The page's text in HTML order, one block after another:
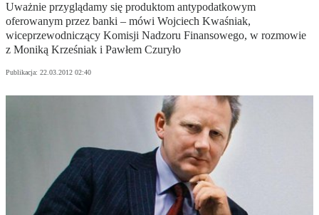
Uważnie przyglądamy się produktom antypodatkowym
oferowanym przez banki – mówi Wojciech Kwaśniak,
wiceprzewodniczący Komisji Nadzoru Finansowego, w rozmowie
z Moniką Krześniak i Pawłem Czuryło
Publikacja: 22.03.2012 02:40